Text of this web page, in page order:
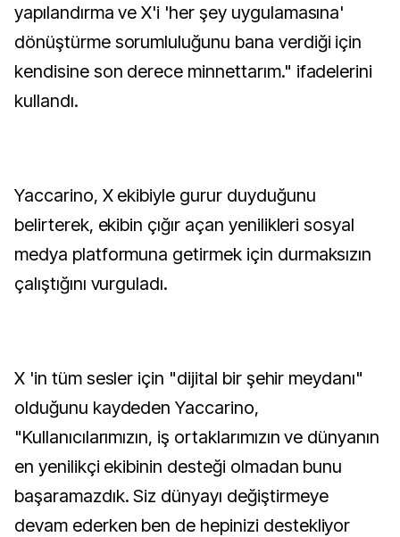
yapılandırma ve X'i 'her şey uygulamasına'
dönüştürme sorumluluğunu bana verdiği için
kendisine son derece minnettarım." ifadelerini
kullandı.
Yaccarino, X ekibiyle gurur duyduğunu
belirterek, ekibin çığır açan yenilikleri sosyal
medya platformuna getirmek için durmaksızın
çalıştığını vurguladı.
X 'in tüm sesler için "dijital bir şehir meydanı"
olduğunu kaydeden Yaccarino,
"Kullanıcılarımızın, iş ortaklarımızın ve dünyanın
en yenilikçi ekibinin desteği olmadan bunu
başaramazdık. Siz dünyayı değiştirmeye
devam ederken ben de hepinizi destekliyor